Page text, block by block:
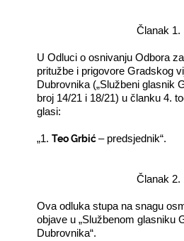
Članak 1.
U Odluci o osnivanju Odbora
pritužbe i prigovore Gradskog
Dubrovnika („Službeni glasnik
broj 14/21 i 18/21) u članku 4.
glasi:
„1.Teo Grbić– predsjednik“.
Članak 2.
Ova odluka stupa na snagu
objave u „Službenom glasniku
Dubrovnika“.